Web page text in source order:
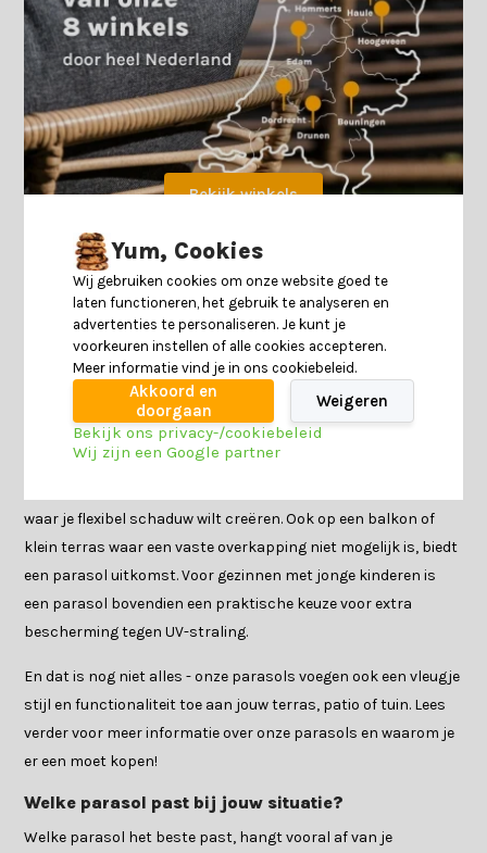
Bekijk winkels
Parasol kopen: dit moet je allemaal weten
Haal het meeste uit jouw buitenruimte met de prachtige
parasols van Tuinmeubelwereld.nl! Met ons brede
assortiment van stok- en zweefparasols kun je genieten van
de zon zonder je zorgen te maken over schadelijke UV-straling.
Een parasol is ideaal voor een zonnig terras waar weinig
natuurlijke schaduw is, boven een tuinset of eettafel waar je
waar je flexibel schaduw wilt creëren. Ook op een balkon of
klein terras waar een vaste overkapping niet mogelijk is, biedt
een parasol uitkomst. Voor gezinnen met jonge kinderen is
een parasol bovendien een praktische keuze voor extra
bescherming tegen UV-straling.
En dat is nog niet alles - onze parasols voegen ook een vleugje
stijl en functionaliteit toe aan jouw terras, patio of tuin. Lees
verder voor meer informatie over onze parasols en waarom je
er een moet kopen!
Welke parasol past bij jouw situatie?
Welke parasol het beste past, hangt vooral af van je
Yum, Cookies
Wij gebruiken cookies om onze website goed te
laten functioneren, het gebruik te analyseren en
advertenties te personaliseren. Je kunt je
voorkeuren instellen of alle cookies accepteren.
Meer informatie vind je in ons cookiebeleid.
Akkoord en
doorgaan
Weigeren
Bekijk ons privacy-/cookiebeleid
Wij zijn een Google partner